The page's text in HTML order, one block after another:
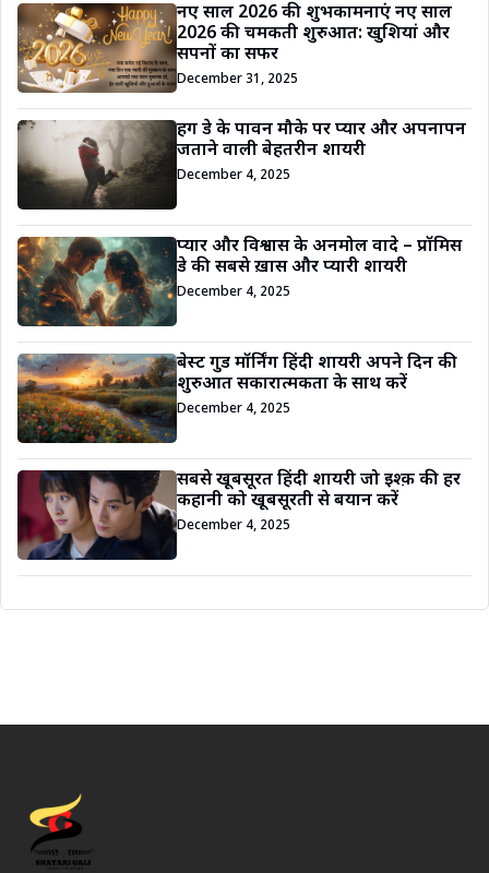
नए साल 2026 की शुभकामनाएं नए साल
2026 की चमकती शुरुआत: खुशियां और
सपनों का सफर
December 31, 2025
हग डे के पावन मौके पर प्यार और अपनापन
जताने वाली बेहतरीन शायरी
December 4, 2025
प्यार और विश्वास के अनमोल वादे – प्रॉमिस
डे की सबसे ख़ास और प्यारी शायरी
December 4, 2025
बेस्ट गुड मॉर्निंग हिंदी शायरी अपने दिन की
शुरुआत सकारात्मकता के साथ करें
December 4, 2025
सबसे खूबसूरत हिंदी शायरी जो इश्क़ की हर
कहानी को खूबसूरती से बयान करें
December 4, 2025